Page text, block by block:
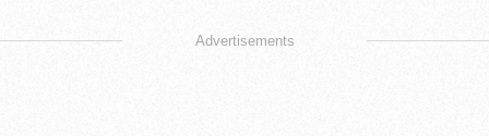
Advertisements